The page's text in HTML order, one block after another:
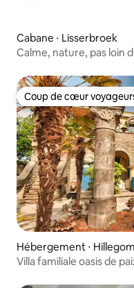
Cabane ⋅ Lisserbroek
Calme, nature, pas loin
Coup de cœur
Coup de cœur
Hébergement ⋅ Hillegom
Villa familiale oasis de